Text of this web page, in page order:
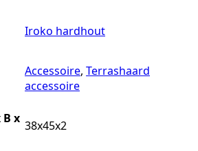
Iroko hardhout
Accessoire, Terrashaard
accessoire
x 38x45x2